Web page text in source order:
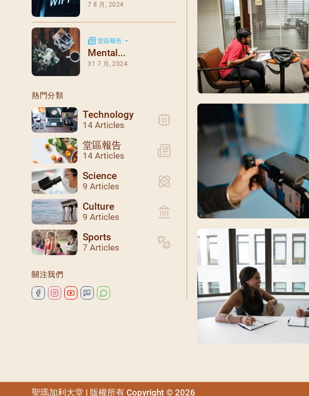
提前主日彌撒 –
(2025/09/13)
提前主日彌撒 –
(2025/10/25)
主日10:00彌撒
(2025/11/23)
主日9:30彌撒 –
(2025/12/14)
主日8:30彌撒
(2026/01/11)
閉幕彌撒
7 8 月, 2024
堂區報告
Mental...
31 7 月, 2024
熱門分類
Technology
14 Articles
堂區報告
14 Articles
Science
9 Articles
Culture
9 Articles
Sports
7 Articles
關注我們
聖瑪加利大堂 | 版權所有 Copyright © 2026